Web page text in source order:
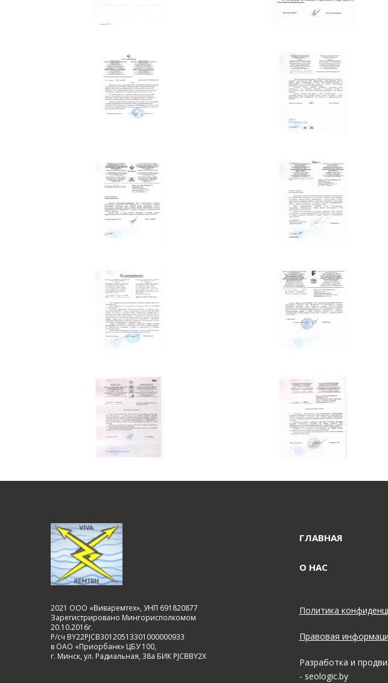
ГЛАВНАЯ
О НАС
2021 ООО «Виваремтех», УНП 691820877
Зарегистрировано Мингорисполкомом
20.10.2016г.
Р/сч BY22PJCB30120513301000000933
в ОАО «Приорбанк» ЦБУ 100,
г. Минск, ул. Радиальная, 38а БИК PJCBBY2X
Политика
Правовая
Разработка и
- seologic.by